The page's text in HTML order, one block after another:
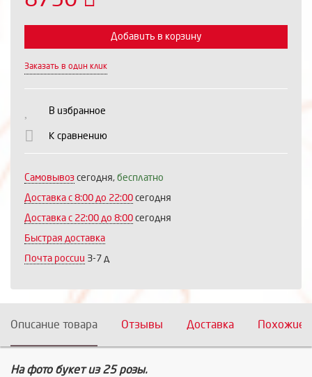
Выберите количество:
Продолжить Отмена
Добавить в корзину
Заказать в один клик
В избранное
К сравнению
Самовывоз сегодня, бесплатно
Доставка c 8:00 до 22:00 сегодня
Доставка с 22:00 до 8:00 сегодня
Быстрая доставка
Почта россии 3-7 д
Описание товара Отзывы Доставка Похожие
На фото букет из 25 розы.